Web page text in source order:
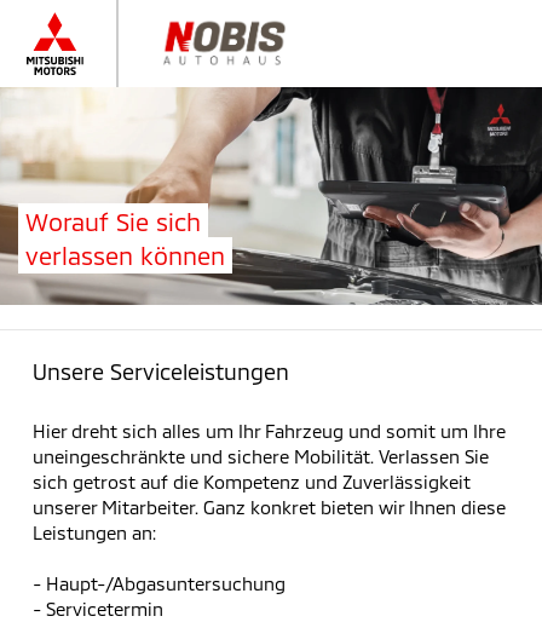
Worauf Sie sich
verlassen können
Unsere Serviceleistungen
Hier dreht sich alles um Ihr Fahrzeug und somit um Ihre
uneingeschränkte und sichere Mobilität. Verlassen Sie
sich getrost auf die Kompetenz und Zuverlässigkeit
unserer Mitarbeiter. Ganz konkret bieten wir Ihnen diese
Leistungen an:
- Haupt-/Abgasuntersuchung
- Servicetermin